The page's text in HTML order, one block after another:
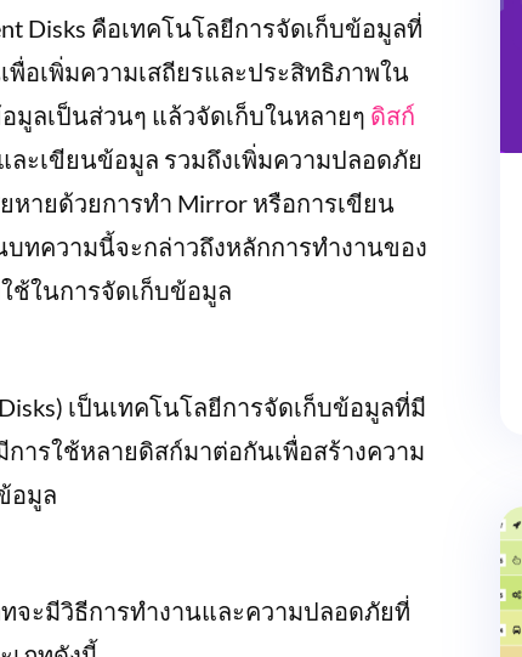
Disks คือเทคโนโลยีการจัดเก็บข้อมูลที่
อเพิ่มความเสถียรและประสิทธิภาพใน
มูลเป็นส่วนๆ แล้วจัดเก็บในหลายๆ ดิสก์
ะเขียนข้อมูล รวมถึงเพิ่มความปลอดภัย
ายด้วยการทำ Mirror หรือการเขียน
ทความนี้จะกล่าวถึงหลักการทำงานของ
ช้ในการจัดเก็บข้อมูล
เป็นเทคโนโลยีการจัดเก็บข้อมูลที่มี
ารใช้หลายดิสก์มาต่อกันเพื่อสร้างความ
อมูล
จะมีวิธีการทำงานและความปลอดภัยที่